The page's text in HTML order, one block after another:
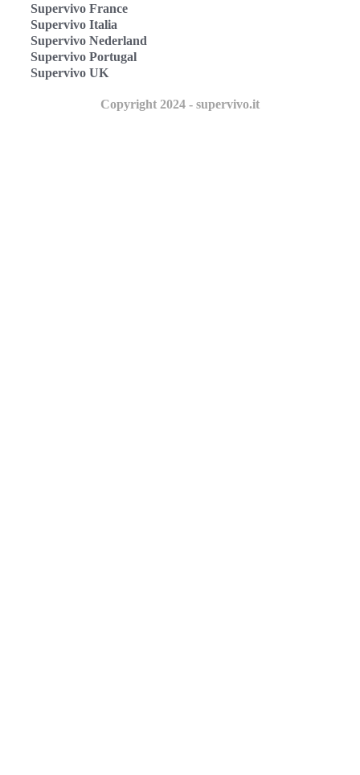
Supervivo France
Supervivo Italia
Supervivo Nederland
Supervivo Portugal
Supervivo UK
Copyright 2024 - supervivo.it